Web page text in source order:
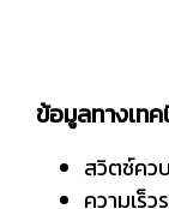
ข้อมูลทางเท
สวิตช์คว
ความเร็